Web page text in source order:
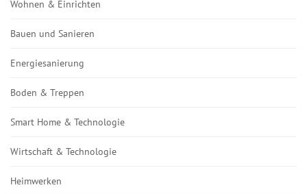
Wohnen & Einrichten
Bauen und Sanieren
Energiesanierung
Boden & Treppen
Smart Home & Technologie
Wirtschaft & Technologie
Heimwerken